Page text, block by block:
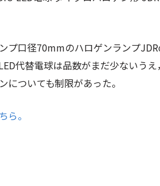
プ口径70mmのハロゲンランプ
代替電球は品数がまだ少ないう
についても制限があった。
ら。